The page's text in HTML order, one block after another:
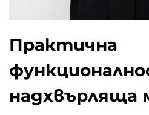
Практична
надхвърляща